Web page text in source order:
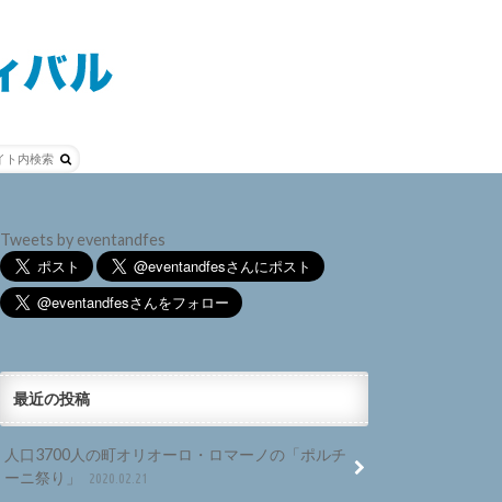
Tweets by eventandfes
最近の投稿
人口3700人の町オリオーロ・ロマーノの「ポルチ
ーニ祭り」
2020.02.21